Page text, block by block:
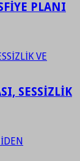
PLANI
SESSİZLİK